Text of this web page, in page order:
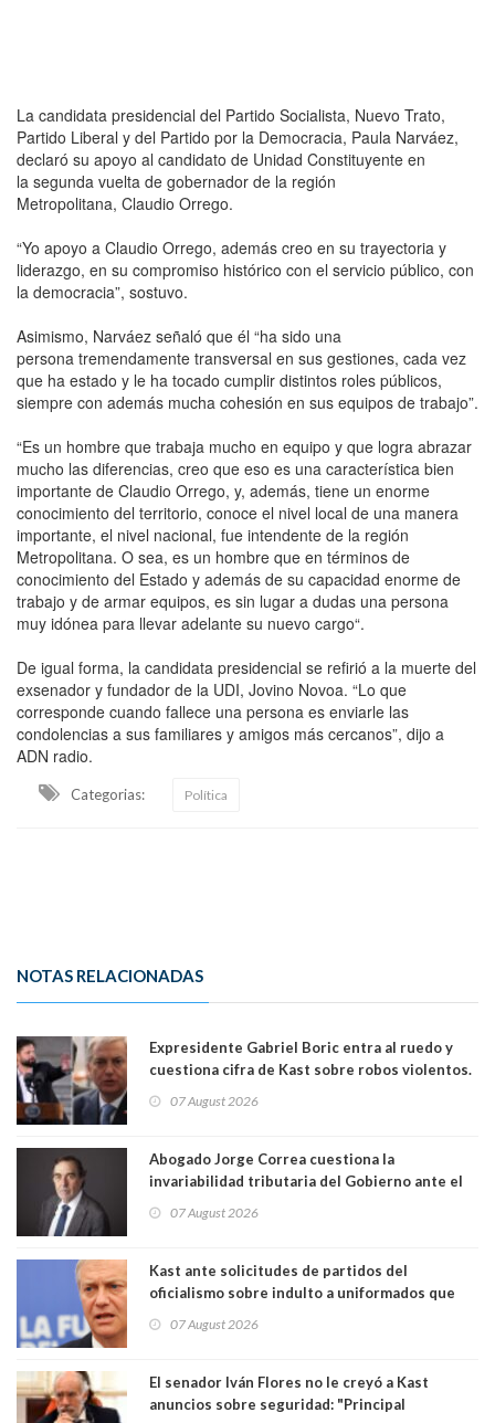
La candidata presidencial del Partido Socialista, Nuevo Trato,
Partido Liberal y del Partido por la Democracia, Paula Narváez,
declaró su apoyo al candidato de Unidad Constituyente en
la segunda vuelta de gobernador de la región
Metropolitana, Claudio Orrego.
“Yo apoyo a Claudio Orrego, además creo en su trayectoria y
liderazgo, en su compromiso histórico con el servicio público, con
la democracia”, sostuvo.
Asimismo, Narváez señaló que él “ha sido una
persona tremendamente transversal en sus gestiones, cada vez
que ha estado y le ha tocado cumplir distintos roles públicos,
siempre con además mucha cohesión en sus equipos de trabajo”.
“Es un hombre que trabaja mucho en equipo y que logra abrazar
mucho las diferencias, creo que eso es una característica bien
importante de Claudio Orrego, y, además, tiene un enorme
conocimiento del territorio, conoce el nivel local de una manera
importante, el nivel nacional, fue intendente de la región
Metropolitana. O sea, es un hombre que en términos de
conocimiento del Estado y además de su capacidad enorme de
trabajo y de armar equipos, es sin lugar a dudas una persona
muy idónea para llevar adelante su nuevo cargo“.
De igual forma, la candidata presidencial se refirió a la muerte del
exsenador y fundador de la UDI, Jovino Novoa. “Lo que
corresponde cuando fallece una persona es enviarle las
condolencias a sus familiares y amigos más cercanos”, dijo a
ADN radio.
Categorias: Política
NOTAS RELACIONADAS
Expresidente Gabriel Boric entra al ruedo y
cuestiona cifra de Kast sobre robos violentos.
07 August 2026
Abogado Jorge Correa cuestiona la
invariabilidad tributaria del Gobierno ante el
democracia” y "defendemos la alternancia en el
07 August 2026
Kast ante solicitudes de partidos del
oficialismo sobre indulto a uniformados que
07 August 2026
El senador Iván Flores no le creyó a Kast
anuncios sobre seguridad: "Principal